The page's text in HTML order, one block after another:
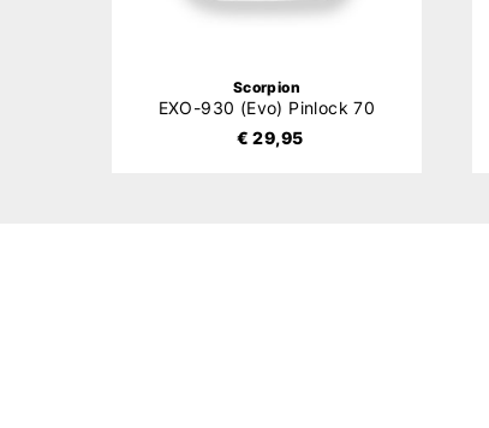
Scorpion
EXO-930 (Evo) Pinlock 70
€ 29,95